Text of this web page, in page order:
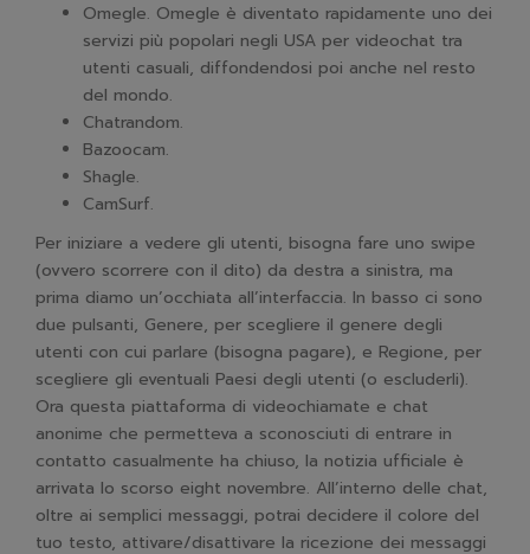
Omegle. Omegle è diventato rapidamente uno dei
servizi più popolari negli USA per videochat tra
utenti casuali, diffondendosi poi anche nel resto
del mondo.
Chatrandom.
Bazoocam.
Shagle.
CamSurf.
Per iniziare a vedere gli utenti, bisogna fare uno swipe
(ovvero scorrere con il dito) da destra a sinistra, ma
prima diamo un’occhiata all’interfaccia. In basso ci sono
due pulsanti, Genere, per scegliere il genere degli
utenti con cui parlare (bisogna pagare), e Regione, per
scegliere gli eventuali Paesi degli utenti (o escluderli).
Ora questa piattaforma di videochiamate e chat
anonime che permetteva a sconosciuti di entrare in
contatto casualmente ha chiuso, la notizia ufficiale è
arrivata lo scorso eight novembre. All’interno delle chat,
oltre ai semplici messaggi, potrai decidere il colore del
tuo testo, attivare/disattivare la ricezione dei messaggi